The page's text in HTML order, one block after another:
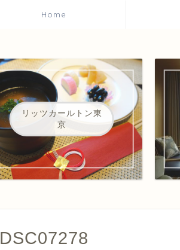
Home
リッツカールトン東
京
DSC07278